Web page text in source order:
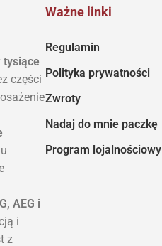
tysiące
części
AEG i
i
z
Ważne linki
Regulamin
Polityka prywatności
Zwroty
Nadaj do mnie paczkę
Program lojalnościowy